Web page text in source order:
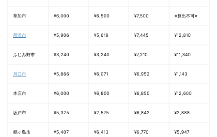
草加市 ¥6,000 ¥6,500 ¥7,500 ※算出不可※
所沢市 ¥5,906 ¥5,619 ¥7,445 ¥12,810
ふじみ野市 ¥3,240 ¥3,240 ¥7,210 ¥11,340
川口市 ¥5,866 ¥6,071 ¥6,952 ¥1,143
本庄市 ¥6,000 ¥6,800 ¥6,850 ¥12,600
坂戸市 ¥5,325 ¥2,575 ¥6,842 ¥2,888
鶴ヶ島市 ¥5,407 ¥6,413 ¥6,770 ¥5,947